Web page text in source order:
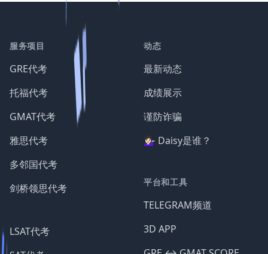
服务项目
GRE代考
托福代考
GMAT代考
雅思代考
多邻国代考
剑桥领思代考
LSAT代考
动态
最新动态
成绩展示
谨防诈骗
💁🏻‍♀️ Daisy是谁？
平台和工具
TELEGRAM频道
3D APP